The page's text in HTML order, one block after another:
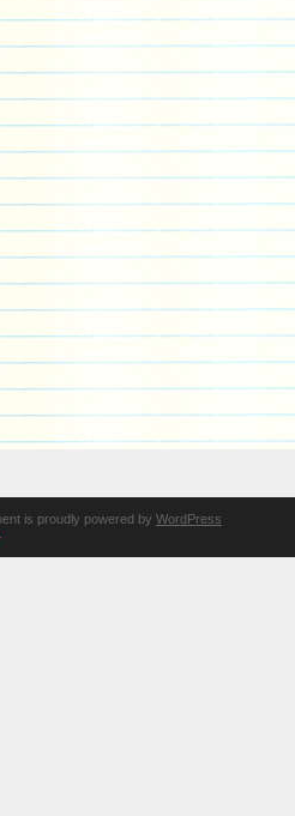
is proudly powered by WordPress